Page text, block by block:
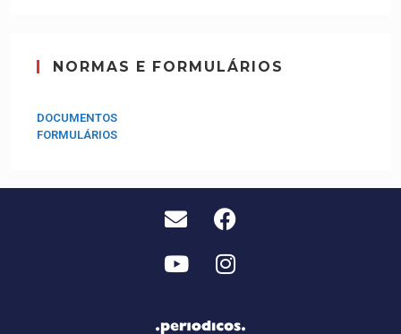
NORMAS E FORMULÁRIOS
DOCUMENTOS
FORMULÁRIOS